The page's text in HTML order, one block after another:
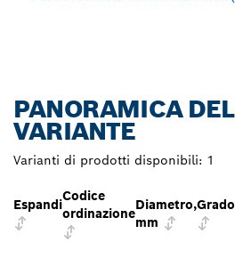
PANORAMICA
VARIANTE
Varianti di prodotti disponibili: 1
Espandi
Codice
ordinazione
Diametro,
mm
Grado